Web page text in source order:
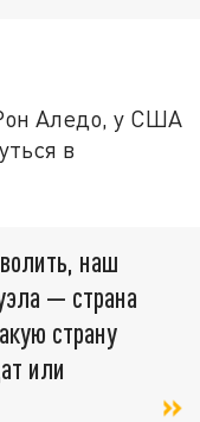
Аледо, у США
в
наш
— страна
страну
или